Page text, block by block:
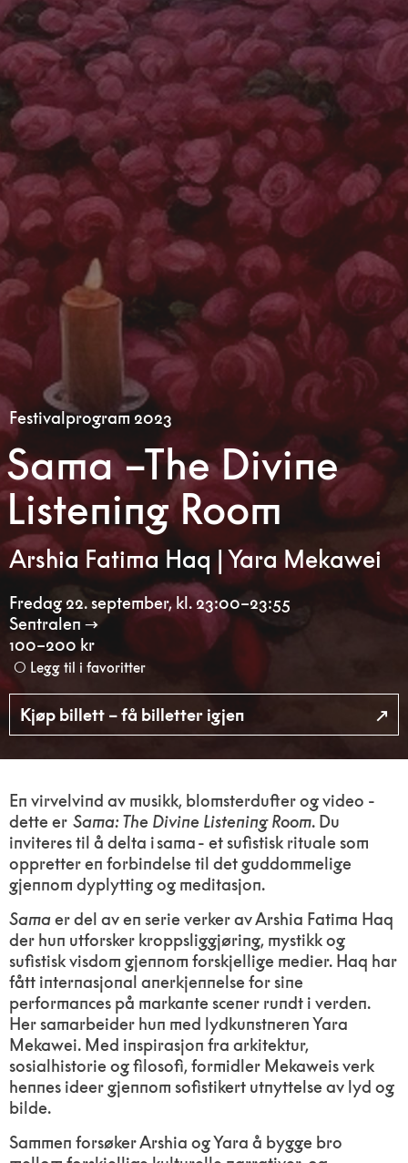
Festivalprogram 2023
Sama –The Divine
Listening Room
Arshia Fatima Haq | Yara Mekawei
Fredag 22. september, kl. 23:00–23:55
Sentralen
100–200 kr
Legg til i favoritter
Kjøp billett – få billetter igjen
En virvelvind av musikk, blomsterdufter og video -
dette erSama: The Divine Listening Room. Du
inviteres til å delta i sama - et sufistisk rituale som
oppretter en forbindelse til det guddommelige
gjennom dyplytting og meditasjon.
Samaer del av en serie verker av Arshia Fatima Haq
der hun utforsker kroppsliggjøring, mystikk og
sufistisk visdom gjennom forskjellige medier. Haq har
fått internasjonal anerkjennelse for sine
performances på markante scener rundt i verden.
Her samarbeider hun med lydkunstneren Yara
Mekawei. Med inspirasjon fra arkitektur,
sosialhistorie og filosofi, formidler Mekaweis verk
hennes ideer gjennom sofistikert utnyttelse av lyd og
bilde.
Sammen forsøker Arshia og Yara å bygge bro